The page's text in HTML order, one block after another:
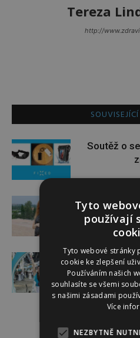
Tereza
http://
Soutěž o
Dopřejte
pauzu
Tyto
používají
Tyto webové stránky
cookie ke zlepšení
Používáním našich
souhlasíte se všemi
s našimi zásadami
Více
NEZBYTNĚ